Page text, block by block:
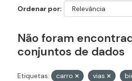
Ordenar por
Não foram
conjuntos de dados
Etiquetas: carro vias